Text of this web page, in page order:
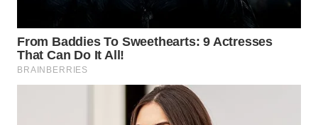
WAHANA
Wahana
Network